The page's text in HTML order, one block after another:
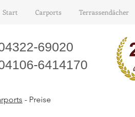
Start Carports Terrassendächer
69020
6414170
- Preise